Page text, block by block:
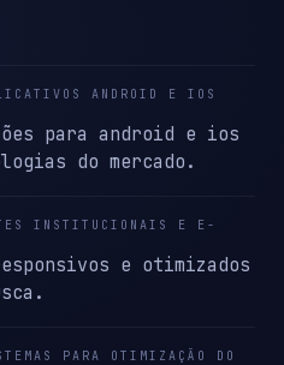
ANDROID E IOS
para android e ios
do mercado.
INSTITUCIONAIS E E-
e otimizados
PARA OTIMIZAÇÃO DO